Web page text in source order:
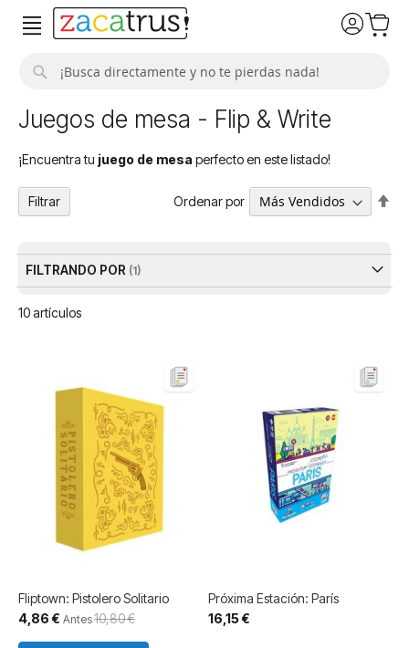
Juegos de mesa - Flip & Write
¡Encuentra tu juego de mesa perfecto en este listado!
10artículos
Ordenar por
Fliptown: Pistolero Solitario
Precio
especial
4,86 € Antes10,80 €
Próxima Estación: París
16,15 €
Filtrar
FILTRANDO POR